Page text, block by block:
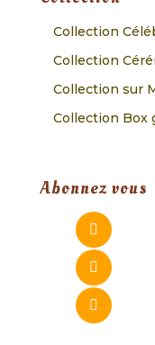
Collection
Collection
Collection sur
Collection Box
Abonnez vous